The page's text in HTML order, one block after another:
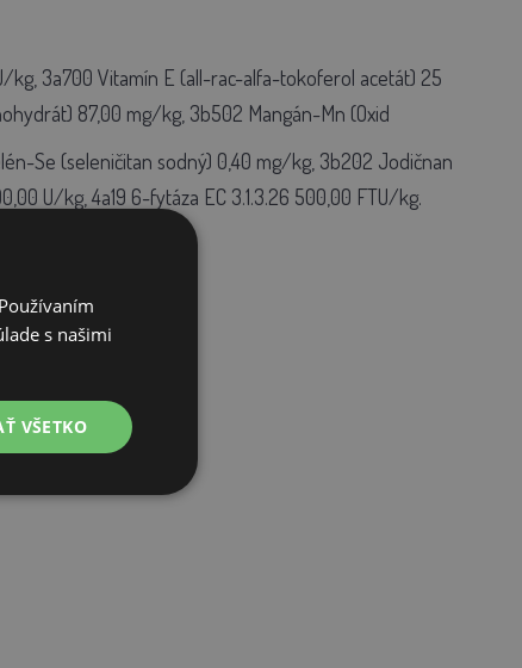
kg, 3a700 Vitamín E (all-rac-alfa-tokoferol acetát) 25
87,00 mg/kg, 3b502 Mangán-Mn (Oxid
Se (seleničitan sodný) 0,40 mg/kg, 3b202 Jodičnan
U/kg, 4a19 6-fytáza EC 3.1.3.26 500,00 FTU/kg.
s našimi
VŠETKO